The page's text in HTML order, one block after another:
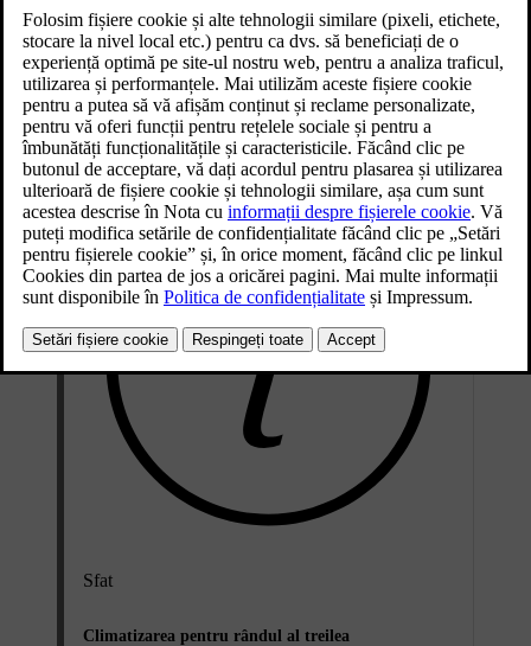
Actualizat 04.04.2025
În majoritatea circumstanțelor, modul automat de climatizare asigură
o ambianță interioară confortabilă. Totuși, puteți face în orice
moment ajustări. De ex., puteți modifica setările de temperatură,
puteți seta ca zone de climatizare diferite să aibă reglajele proprii și
puteți schimba setările aerului condiționat.
Sfat
Climatizarea pentru rândul al treilea